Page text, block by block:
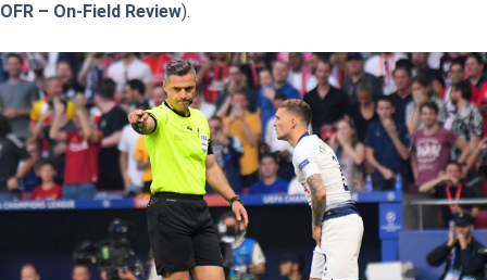
OFR – On-Field Review).